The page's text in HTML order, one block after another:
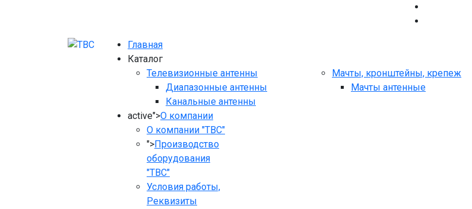
Главная
Каталог
Телевизионные антенны
Диапазонные антенны
Канальные антенны
Мачты, кронштейны, крепеж
Мачты антенные
active">О компании
О компании "ТВС"
">Производство
оборудования
"ТВС"
Условия работы,
Реквизиты